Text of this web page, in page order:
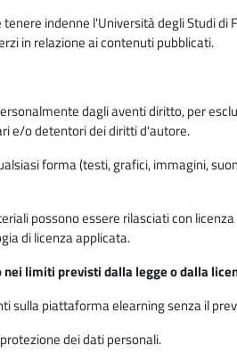
indenne l'Università degli Studi di
in relazione ai contenuti pubblicati.
dagli aventi diritto, per
e/o detentori dei diritti d'autore.
forma (testi, grafici, immagini,
possono essere rilasciati con
di licenza applicata.
nei limiti previsti dalla legge o dalla
piattaforma elearning senza il
dei dati personali.